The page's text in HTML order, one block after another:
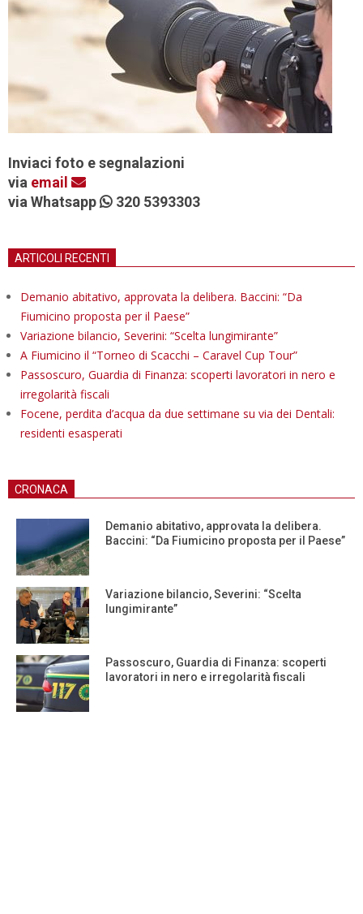
Inviaci foto e segnalazioni
via email
via Whatsapp
320 5393303
ARTICOLI RECENTI
Demanio abitativo, approvata la delibera. Baccini: “Da
Fiumicino proposta per il Paese”
Variazione bilancio, Severini: “Scelta lungimirante”
A Fiumicino il “Torneo di Scacchi – Caravel Cup Tour”
Passoscuro, Guardia di Finanza: scoperti lavoratori in nero e
irregolarità fiscali
Focene, perdita d’acqua da due settimane su via dei Dentali:
residenti esasperati
CRONACA
Demanio abitativo, approvata la delibera.
Baccini: “Da Fiumicino proposta per il Paese”
Variazione bilancio, Severini: “Scelta
lungimirante”
Passoscuro, Guardia di Finanza: scoperti
lavoratori in nero e irregolarità fiscali